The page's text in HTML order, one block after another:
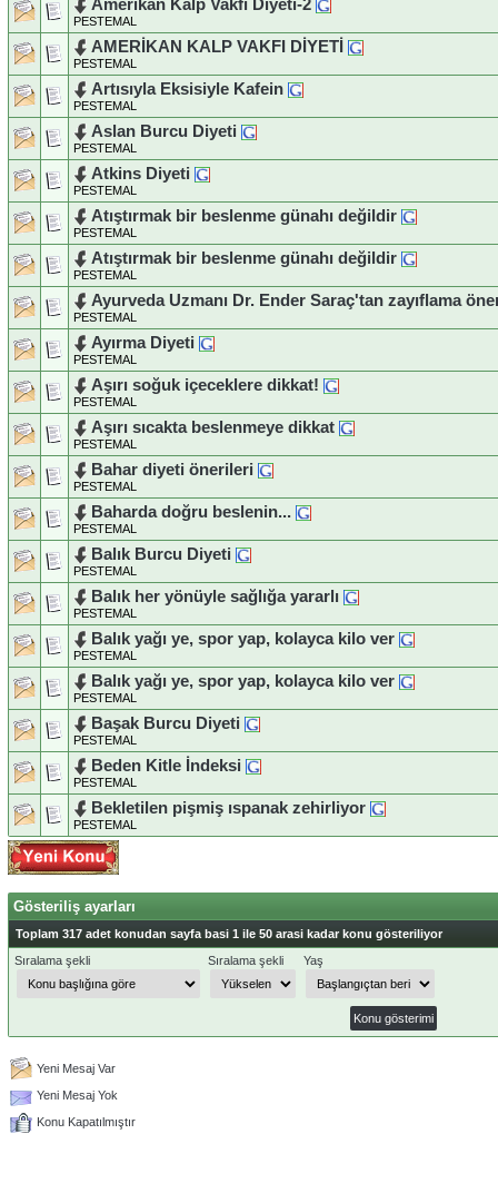
Amerikan Kalp Vakfı Diyeti-2
PESTEMAL
AMERİKAN KALP VAKFI DİYETİ
PESTEMAL
Artısıyla Eksisiyle Kafein
PESTEMAL
Aslan Burcu Diyeti
PESTEMAL
Atkins Diyeti
PESTEMAL
Atıştırmak bir beslenme günahı değildir
PESTEMAL
Atıştırmak bir beslenme günahı değildir
PESTEMAL
Ayurveda Uzmanı Dr. Ender Saraç'tan zayıflama
PESTEMAL
Ayırma Diyeti
PESTEMAL
Aşırı soğuk içeceklere dikkat!
PESTEMAL
Aşırı sıcakta beslenmeye dikkat
PESTEMAL
Bahar diyeti önerileri
PESTEMAL
Baharda doğru beslenin...
PESTEMAL
Balık Burcu Diyeti
PESTEMAL
Balık her yönüyle sağlığa yararlı
PESTEMAL
Balık yağı ye, spor yap, kolayca kilo ver
PESTEMAL
Balık yağı ye, spor yap, kolayca kilo ver
PESTEMAL
Başak Burcu Diyeti
PESTEMAL
Beden Kitle İndeksi
PESTEMAL
Bekletilen pişmiş ıspanak zehirliyor
PESTEMAL
Gösteriliş ayarları
Toplam 317 adet konudan sayfa basi 1 ile 50 arasi kadar konu gösteriliyor
Sıralama şekli
Sıralama şekli Yaş
Yeni Mesaj Var
Yeni Mesaj Yok
Konu Kapatılmıştır